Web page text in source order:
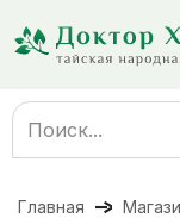
содержанию
Search
for:
Главная